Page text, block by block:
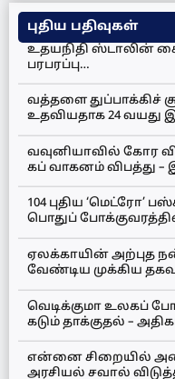
புதிய பதிவுகள்
உதயநிதி ஸ்டாலின்
பரபரப்பு…
வத்தளை துப்பாக்கிச்
உதவியதாக 24
வவுனியாவில் கோர
கப் வாகனம் விபத்து –
104 புதிய
பொதுப்
ஏலக்காயின் அற்புத
வேண்டிய முக்கிய
வெடிக்குமா உலகப்
கடும் தாக்குதல் –
என்னை சிறையில்
அரசியல் சவால்